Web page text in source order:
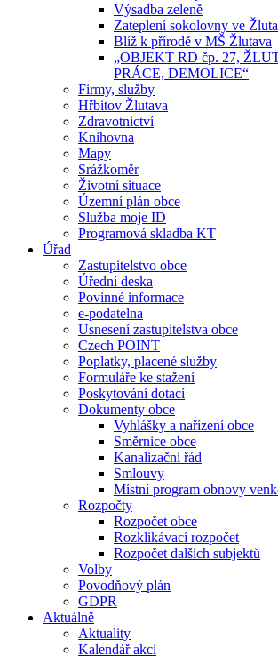
Výsadba zeleně
Zateplení sokolovny ve
Blíž k přírodě v MŠ Žlutava
„OBJEKT RD čp. 27,
PRÁCE, DEMOLICE“
Firmy, služby
Hřbitov Žlutava
Zdravotnictví
Knihovna
Mapy
Srážkoměr
Životní situace
Územní plán obce
Služba moje ID
Programová skladba KT
Úřad
Zastupitelstvo obce
Úřední deska
Povinné informace
e-podatelna
Usnesení zastupitelstva obce
Czech POINT
Poplatky, placené služby
Formuláře ke stažení
Poskytování dotací
Dokumenty obce
Vyhlášky a nařízení obce
Směrnice obce
Kanalizační řád
Smlouvy
Místní program obnovy
Rozpočty
Rozpočet obce
Rozklikávací rozpočet
Rozpočet dalších subjektů
Volby
Povodňový plán
GDPR
Aktuálně
Aktuality
Kalendář akcí